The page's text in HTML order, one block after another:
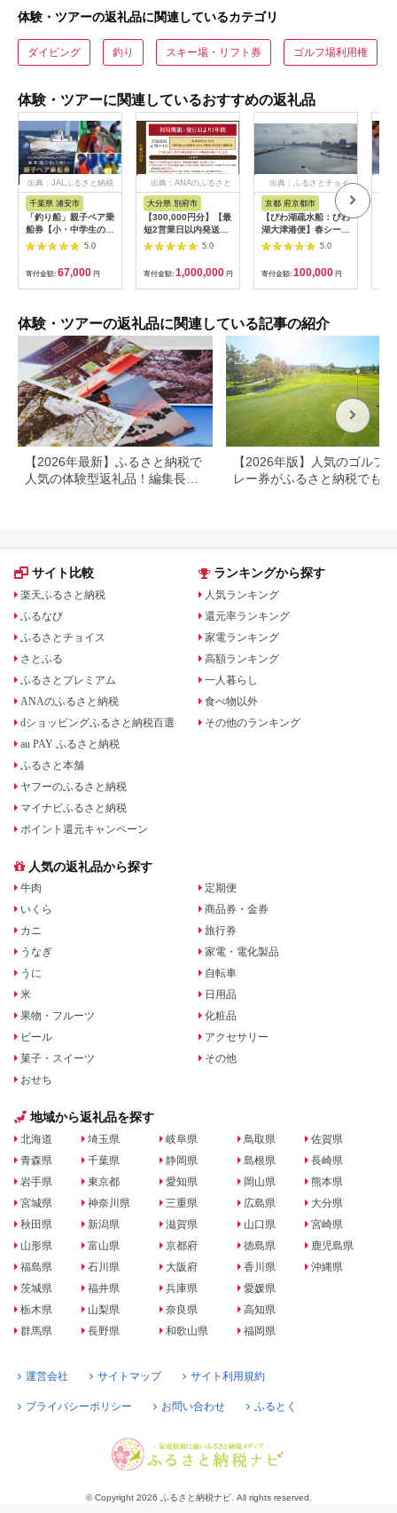
体験・ツアーの返礼品に関連しているカテゴリ
ダイビング 釣り スキー場・リフト券 ゴルフ場利用権
体験・ツアーに関連しているおすすめの返礼品
出典：JALふるさと納税
千葉県 浦安市
「釣り船」親子ペア乗
船券【小・中学生のお
子様】
5.0
寄付金額: 67,000 円
出典：ANAのふるさと
大分県 別府市
【300,000円分】【最
短2営業日以内発送】
別府市内の旅館やホテ
ルで使用できる宿泊補
助券 楽しい旅の思い
出を！ 宿泊券 大分県
別府市 3000円 15000
円 30万円 ホテル 旅
館 温泉 旅行 観光 ト
ラベル 宿泊補助券 チ
ケット クーポン 宿泊
お泊り 別府温泉 別府
観光 地獄めぐり 旅 お
すすめ 人気 体験型 節
約_B030-007
5.0
寄付金額: 1,000,000 円
出典：ふるさとチョイ
京都 府京都市
【びわ湖疏水船：びわ
湖大津港便】春シーズ
ン先行予約権（２名様
分の乗船予約の権利）
5.0
寄付金額: 100,000 円
体験・ツアーの返礼品に関連している記事の紹介
【2026年最新】ふるさと納税で
人気の体験型返礼品！編集長お
【2026年版】人気のゴルフ
レー券がふるさと納税でもら
サイト比較
楽天ふるさと納税
ふるなび
ふるさとチョイス
さとふる
ふるさとプレミアム
ANAのふるさと納税
dショッピングふるさと納税百選
au PAY ふるさと納税
ふるさと本舗
ヤフーのふるさと納税
マイナビふるさと納税
ポイント還元キャンペーン
ランキングから探す
人気ランキング
還元率ランキング
家電ランキング
高額ランキング
一人暮らし
食べ物以外
その他のランキング
人気の返礼品から探す
牛肉
いくら
カニ
うなぎ
うに
米
果物・フルーツ
ビール
菓子・スイーツ
おせち
定期便
商品券・金券
旅行券
家電・電化製品
自転車
日用品
化粧品
アクセサリー
その他
地域から返礼品を探す
北海道
青森県
岩手県
宮城県
秋田県
山形県
福島県
茨城県
栃木県
群馬県
埼玉県
千葉県
東京都
神奈川県
新潟県
富山県
石川県
福井県
山梨県
長野県
岐阜県
静岡県
愛知県
三重県
滋賀県
京都府
大阪府
兵庫県
奈良県
和歌山県
鳥取県
島根県
岡山県
広島県
山口県
徳島県
香川県
愛媛県
高知県
福岡県
佐賀県
長崎県
熊本県
大分県
宮崎県
鹿児島県
沖縄県
運営会社 サイトマップ サイト利用規約
プライバシーポリシー お問い合わせ ふるとく
© Copyright 2026 ふるさと納税ナビ. All rights reserved.